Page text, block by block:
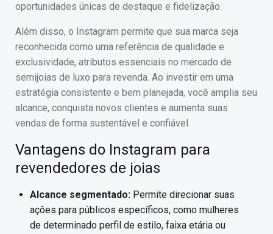
oportunidades únicas de destaque e fidelização.
Além disso, o Instagram permite que sua marca seja
reconhecida como uma referência de qualidade e
exclusividade, atributos essenciais no mercado de
semijoias de luxo para revenda. Ao investir em uma
estratégia consistente e bem planejada, você amplia seu
alcance, conquista novos clientes e aumenta suas
vendas de forma sustentável e confiável.
Vantagens do Instagram para
revendedores de joias
Alcance segmentado: Permite direcionar suas
ações para públicos específicos, como mulheres
de determinado perfil de estilo, faixa etária ou